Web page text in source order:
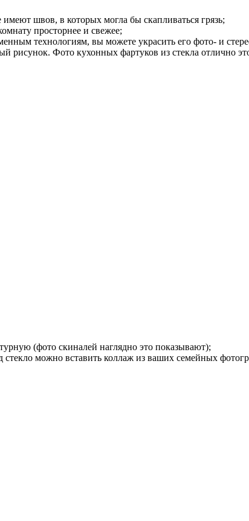
швов, в которых могла бы скапливаться грязь;
просторнее и свежее;
технологиям, вы можете украсить его фото- и
рисунок. Фото кухонных фартуков из стекла отлично
(фото скиналей наглядно это показывают);
можно вставить коллаж из ваших семейных